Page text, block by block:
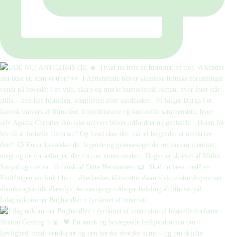
I dag udkommer Boghandlen i fyrtårnet af internati